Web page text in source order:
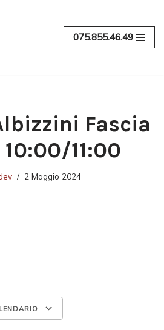
075.855.46.49
Fascia
11:00
2 Maggio 2024